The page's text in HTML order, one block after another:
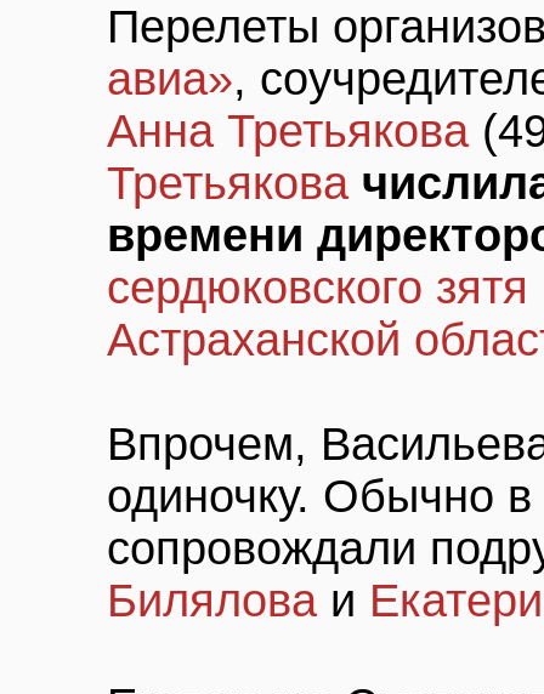
Перелеты
авиа»,
Анна Третьякова
Третьякова
времени
сердюковского
Астраханской
Впрочем,
одиночку. Обычно в
сопровождали
Биляловаи